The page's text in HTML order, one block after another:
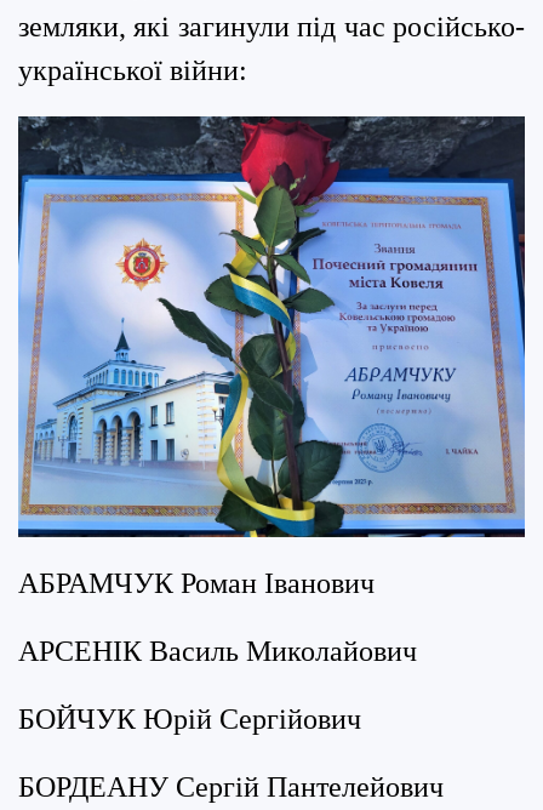
земляки, які загинули під час російсько-
української війни:
АБРАМЧУК Роман Іванович
АРСЕНІК Василь Миколайович
БОЙЧУК Юрій Сергійович
БОРДЕАНУ Сергій Пантелейович